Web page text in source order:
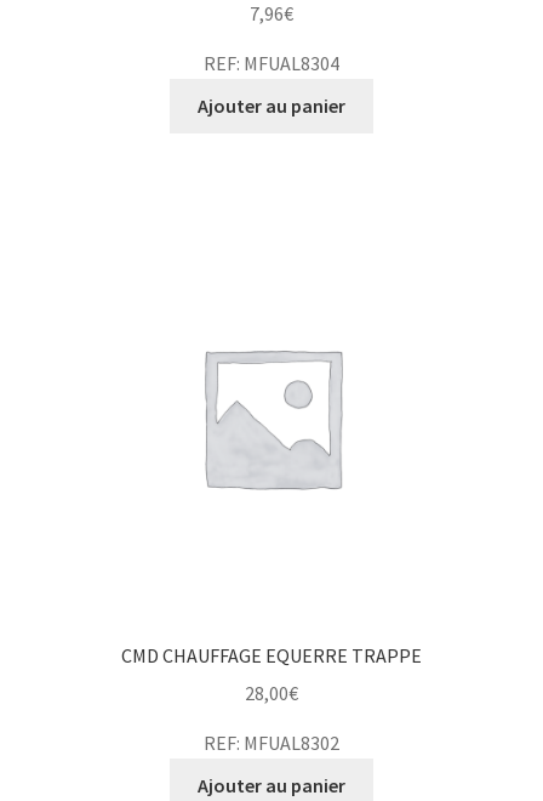
7,96€
REF: MFUAL8304
Ajouter au panier
CMD CHAUFFAGE EQUERRE TRAPPE
28,00€
REF: MFUAL8302
Ajouter au panier